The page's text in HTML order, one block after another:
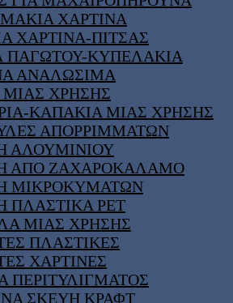
ΧΑΡΤΙΝΑ
ΧΑΡΤΙΝΑ-ΠΙΤΣΑΣ
ΚΥΠΕΛΑΚΙΑ
ΑΝΑΛΩΣΙΜΑ
ΜΙΑΣ ΧΡΗΣΗΣ
ΚΑΠΑΚΙΑ ΜΙΑΣ ΧΡΗΣΗΣ
ΑΠΟΡΡΙΜΜΑΤΩΝ
ΑΛΟΥΜΙΝΙΟΥ
ΑΠΟ ΖΑΧΑΡΟΚΑΛΑΜΟ
ΜΙΚΡΟΚΥΜΑΤΩΝ
ΠΛΑΣΤΙΚΑ PET
ΜΙΑΣ ΧΡΗΣΗΣ
ΠΛΑΣΤΙΚΕΣ
ΧΑΡΤΙΝΕΣ
ΠΕΡΙΤΥΛΙΓΜΑΤΟΣ
ΣΚΕΥΗ ΚΡΑΦΤ